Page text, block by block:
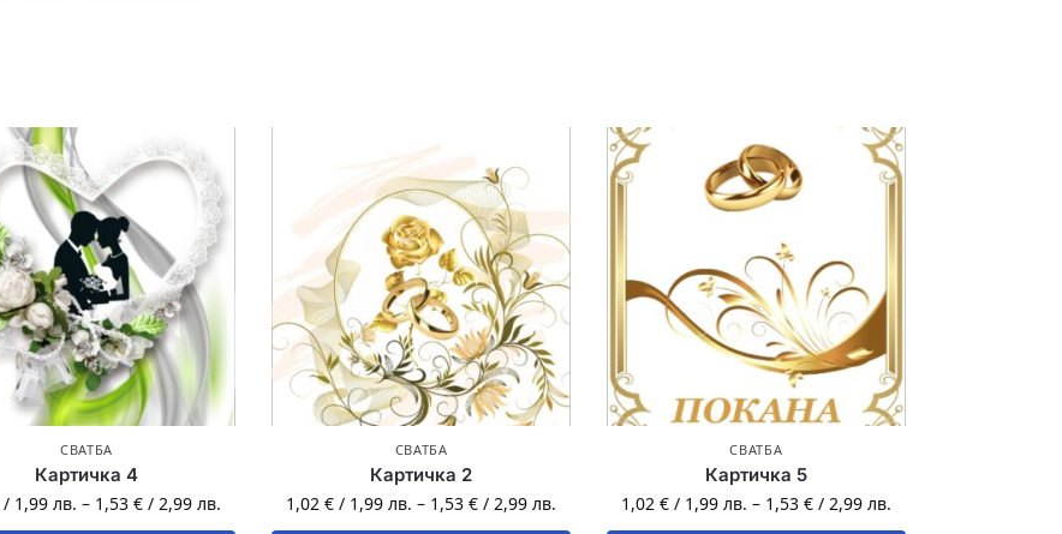
СВАТБА
Картичка 4
/ 1,99лв. – 1,53€ /2,99лв.
СВАТБА
Картичка 2
1,02€ / 1,99лв. – 1,53€ /2,99лв.
СВАТБА
Картичка 5
1,02 € / 1,99 лв. – 1,53 € / 2,99 лв.